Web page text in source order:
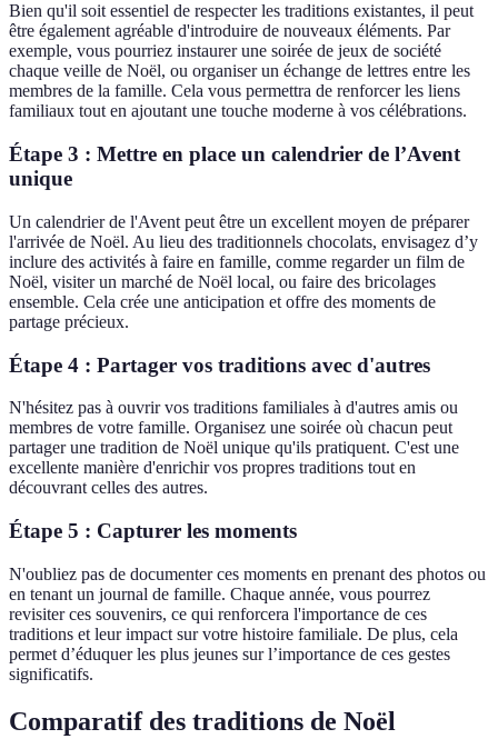
Bien qu'il soit essentiel de respecter les traditions existantes, il peut
être également agréable d'introduire de nouveaux éléments. Par
exemple, vous pourriez instaurer une soirée de jeux de société
chaque veille de Noël, ou organiser un échange de lettres entre les
membres de la famille. Cela vous permettra de renforcer les liens
familiaux tout en ajoutant une touche moderne à vos célébrations.
Étape 3 : Mettre en place un calendrier de l’Avent
unique
Un calendrier de l'Avent peut être un excellent moyen de préparer
l'arrivée de Noël. Au lieu des traditionnels chocolats, envisagez d’y
inclure des activités à faire en famille, comme regarder un film de
Noël, visiter un marché de Noël local, ou faire des bricolages
ensemble. Cela crée une anticipation et offre des moments de
partage précieux.
Étape 4 : Partager vos traditions avec d'autres
N'hésitez pas à ouvrir vos traditions familiales à d'autres amis ou
membres de votre famille. Organisez une soirée où chacun peut
partager une tradition de Noël unique qu'ils pratiquent. C'est une
excellente manière d'enrichir vos propres traditions tout en
découvrant celles des autres.
Étape 5 : Capturer les moments
N'oubliez pas de documenter ces moments en prenant des photos ou
en tenant un journal de famille. Chaque année, vous pourrez
revisiter ces souvenirs, ce qui renforcera l'importance de ces
traditions et leur impact sur votre histoire familiale. De plus, cela
permet d’éduquer les plus jeunes sur l’importance de ces gestes
significatifs.
Comparatif des traditions de Noël